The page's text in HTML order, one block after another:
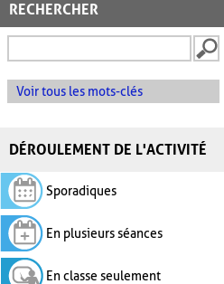
RECHERCHER
Voir tous les mots-clés
DÉROULEMENT DE L'ACTIVITÉ
Sporadiques
En plusieurs séances
En classe seulement